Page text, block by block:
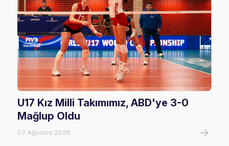
U17 Kız Milli Takımımız, ABD'ye 3-0
Mağlup Oldu
07 Ağustos 2026